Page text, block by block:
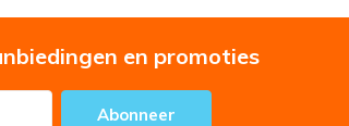
en promoties
Abonneer